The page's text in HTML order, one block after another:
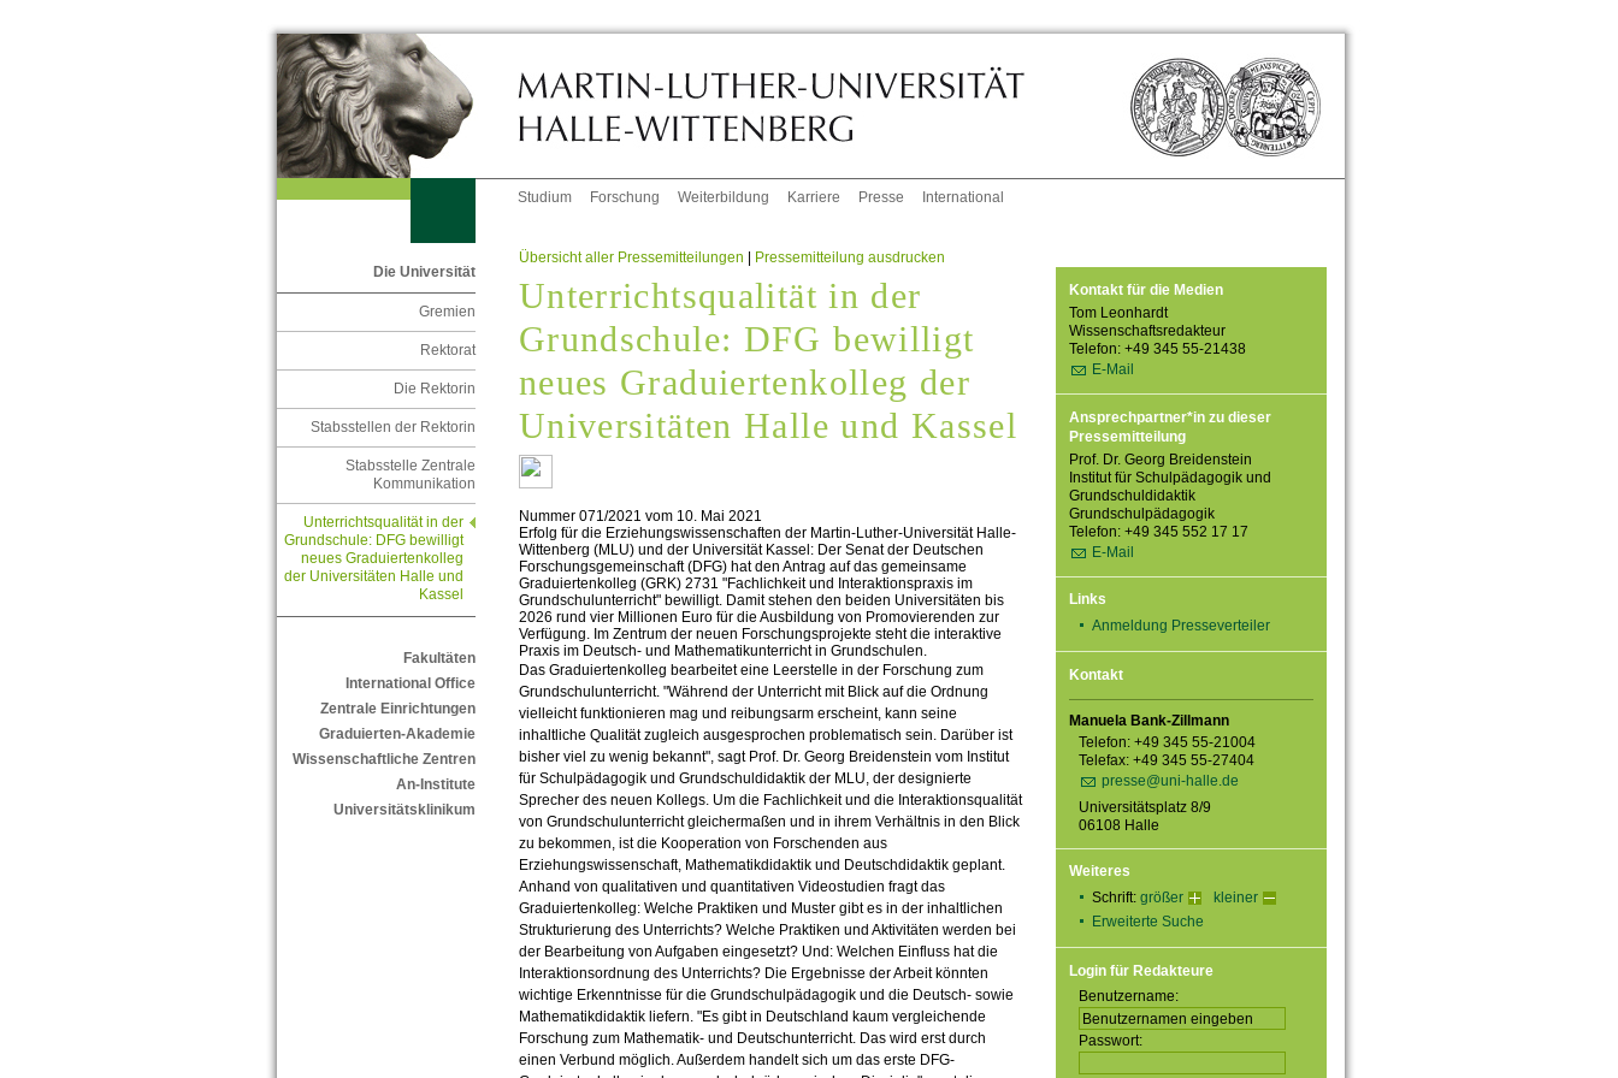
Studium Forschung Weiterbildung Karriere Presse International
Die Universität
Gremien
Rektorat
Die Rektorin
Stabsstellen der Rektorin
Stabsstelle Zentrale
Kommunikation
Unterrichtsqualität in der
Grundschule: DFG bewilligt
neues Graduiertenkolleg
der Universitäten Halle und
Kassel
Fakultäten
International Office
Zentrale Einrichtungen
Graduierten-Akademie
Wissenschaftliche Zentren
An-Institute
Universitätsklinikum
Kontakt für die Medien
Tom Leonhardt
Wissenschaftsredakteur
Telefon: +49 345 55-21438
E-Mail
Ansprechpartner*in zu dieser
Pressemitteilung
Prof. Dr. Georg Breidenstein
Institut für Schulpädagogik und
Grundschuldidaktik
Grundschulpädagogik
Telefon: +49 345 552 17 17
E-Mail
Links
Anmeldung Presseverteiler
Kontakt
Manuela Bank-Zillmann
Telefon: +49 345 55-21004
Telefax: +49 345 55-27404
presse@uni-halle.de
Universitätsplatz 8/9
06108 Halle
Weiteres
Schrift: größer
kleiner
Erweiterte Suche
Login für Redakteure
Benutzername:
Passwort:
Übersicht aller Pressemitteilungen | Pressemitteilung ausdrucken
Unterrichtsqualität in der
Grundschule: DFG bewilligt
neues Graduiertenkolleg der
Universitäten Halle und Kassel
Nummer 071/2021 vom 10. Mai 2021
Erfolg für die Erziehungswissenschaften der Martin-Luther-Universität Halle-
Wittenberg (MLU) und der Universität Kassel: Der Senat der Deutschen
Forschungsgemeinschaft (DFG) hat den Antrag auf das gemeinsame
Graduiertenkolleg (GRK) 2731 "Fachlichkeit und Interaktionspraxis im
Grundschulunterricht" bewilligt. Damit stehen den beiden Universitäten bis
2026 rund vier Millionen Euro für die Ausbildung von Promovierenden zur
Verfügung. Im Zentrum der neuen Forschungsprojekte steht die interaktive
Praxis im Deutsch- und Mathematikunterricht in Grundschulen.
Das Graduiertenkolleg bearbeitet eine Leerstelle in der Forschung zum
Grundschulunterricht. "Während der Unterricht mit Blick auf die Ordnung
vielleicht funktionieren mag und reibungsarm erscheint, kann seine
inhaltliche Qualität zugleich ausgesprochen problematisch sein. Darüber ist
bisher viel zu wenig bekannt", sagt Prof. Dr. Georg Breidenstein vom Institut
für Schulpädagogik und Grundschuldidaktik der MLU, der designierte
Sprecher des neuen Kollegs. Um die Fachlichkeit und die Interaktionsqualität
von Grundschulunterricht gleichermaßen und in ihrem Verhältnis in den Blick
zu bekommen, ist die Kooperation von Forschenden aus
Erziehungswissenschaft, Mathematikdidaktik und Deutschdidaktik geplant.
Anhand von qualitativen und quantitativen Videostudien fragt das
Graduiertenkolleg: Welche Praktiken und Muster gibt es in der inhaltlichen
Strukturierung des Unterrichts? Welche Praktiken und Aktivitäten werden bei
der Bearbeitung von Aufgaben eingesetzt? Und: Welchen Einfluss hat die
Interaktionsordnung des Unterrichts? Die Ergebnisse der Arbeit könnten
wichtige Erkenntnisse für die Grundschulpädagogik und die Deutsch- sowie
Mathematikdidaktik liefern. "Es gibt in Deutschland kaum vergleichende
Forschung zum Mathematik- und Deutschunterricht. Das wird erst durch
einen Verbund möglich. Außerdem handelt sich um das erste DFG-